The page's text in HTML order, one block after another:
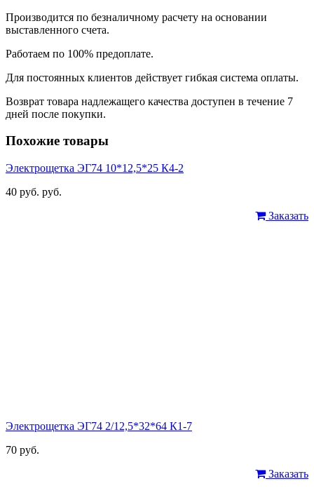
Производится по безналичному расчету на основании
выставленного счета.
Работаем по 100% предоплате.
Для постоянных клиентов действует гибкая система оплаты.
Возврат товара надлежащего качества доступен в течение 7
дней после покупки.
Похожие товары
Электрощетка ЭГ74 10*12,5*25 К4-2
40 руб. руб.
Заказать
Электрощетка ЭГ74 2/12,5*32*64 К1-7
70 руб.
Заказать